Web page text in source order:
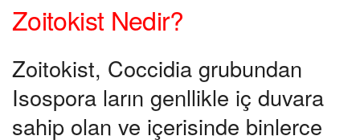
Zoitokist Nedir?
Zoitokist, Coccidia grubundan
Isospora ların genllikle iç duvara
sahip olan ve içerisinde binlerce